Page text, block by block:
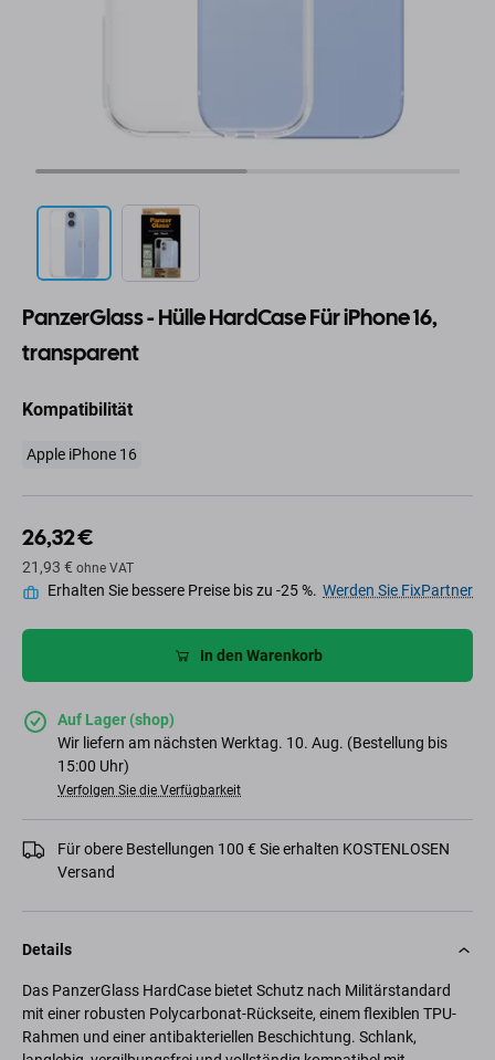
PanzerGlass - Hülle HardCase Für iPhone 16,
transparent
Kompatibilität
Apple iPhone 16
26,32 €
21,93 € ohne VAT
Erhalten Sie bessere Preise bis zu -25 %. Werden Sie FixPartner
In den Warenkorb
Auf Lager (shop)
Wir liefern am nächsten Werktag. 10. Aug. (Bestellung bis
15:00 Uhr)
Verfolgen Sie die Verfügbarkeit
Für obere Bestellungen 100 € Sie erhalten KOSTENLOSEN
Versand
Details
Das PanzerGlass HardCase bietet Schutz nach Militärstandard
mit einer robusten Polycarbonat-Rückseite, einem flexiblen TPU-
Rahmen und einer antibakteriellen Beschichtung. Schlank,